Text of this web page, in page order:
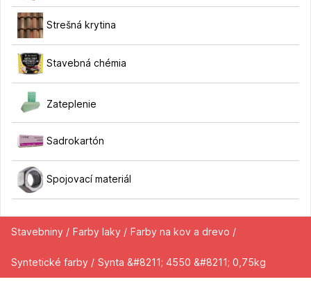
Strešná krytina
Stavebná chémia
Zateplenie
Sadrokartón
Spojovací materiál
Stavebniny / Farby laky / Farby na kov a drevo /
Syntetické farby / Synta &#8211; 4550 &#8211; 0,75kg